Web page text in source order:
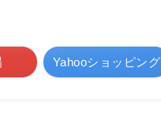
Yahooショッピング